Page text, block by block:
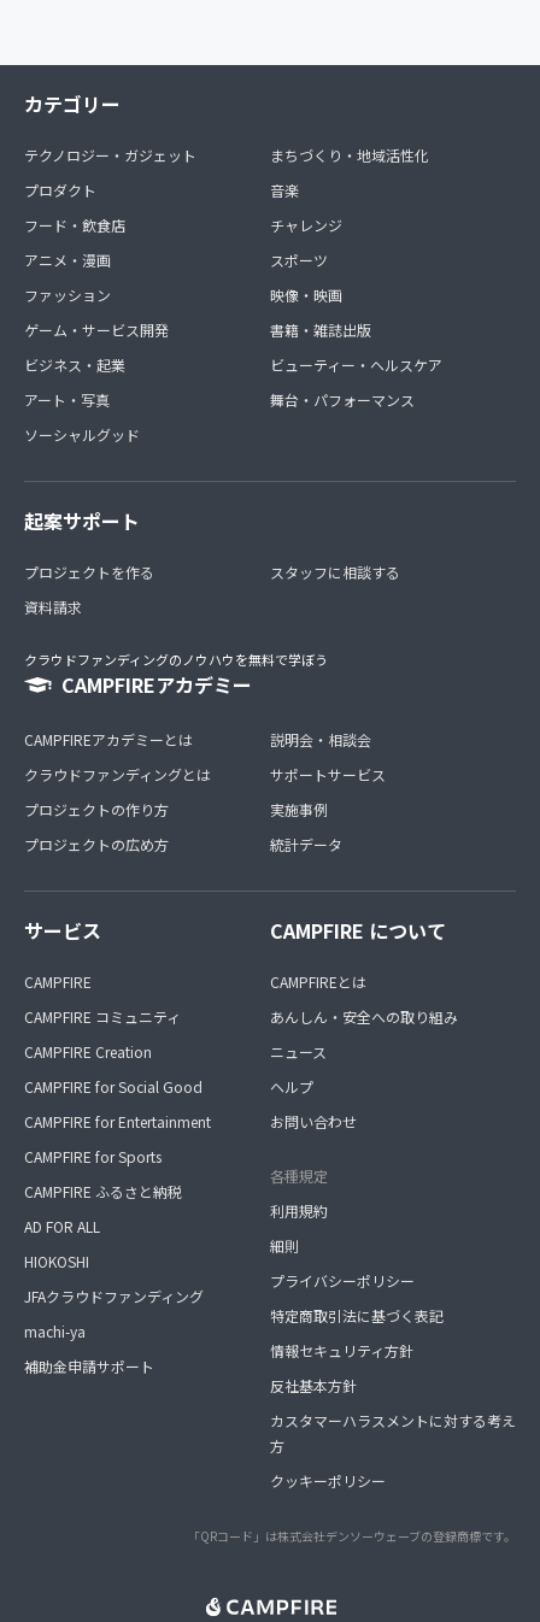
カテゴリー
テクノロジー・ガジェット
プロダクト
フード・飲食店
アニメ・漫画
ファッション
ゲーム・サービス開発
ビジネス・起業
アート・写真
ソーシャルグッド
まちづくり・地域活性化
音楽
チャレンジ
スポーツ
映像・映画
書籍・雑誌出版
ビューティー・ヘルスケア
舞台・パフォーマンス
起案サポート
プロジェクトを作る
資料請求
スタッフに相談する
クラウドファンディングのノウハウを無料で学ぼう
CAMPFIREアカデミー
CAMPFIREアカデミーとは
クラウドファンディングとは
プロジェクトの作り方
プロジェクトの広め方
説明会・相談会
サポートサービス
実施事例
統計データ
サービス
CAMPFIRE
CAMPFIRE コミュニティ
CAMPFIRE Creation
CAMPFIRE for Social Good
CAMPFIRE for Entertainment
CAMPFIRE for Sports
CAMPFIRE ふるさと納税
AD FOR ALL
HIOKOSHI
JFAクラウドファンディング
machi-ya
補助金申請サポート
CAMPFIRE について
CAMPFIREとは
あんしん・安全への取り組み
ニュース
ヘルプ
お問い合わせ
各種規定
利用規約
細則
プライバシーポリシー
特定商取引法に基づく表記
情報セキュリティ方針
反社基本方針
カスタマーハラスメントに対する考え
方
クッキーポリシー
「QRコード」は株式会社デンソーウェーブの登録商標です。